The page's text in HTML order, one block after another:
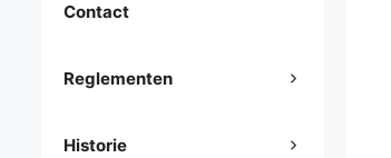
Contact
Reglementen
Historie